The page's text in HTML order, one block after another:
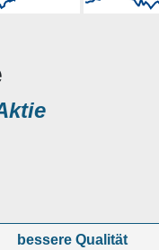
bessere Qualität